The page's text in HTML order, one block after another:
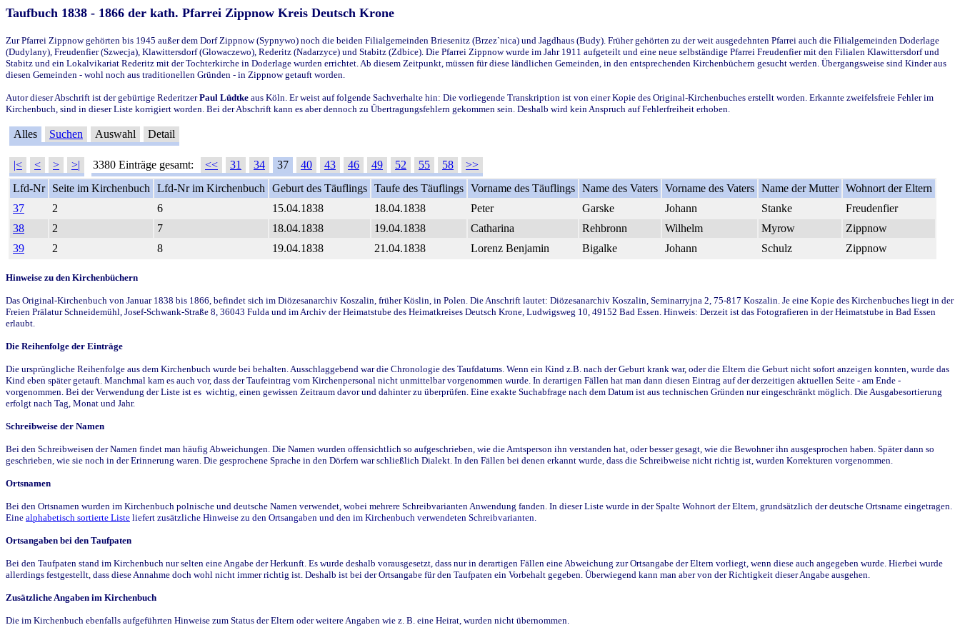
Taufbuch 1838 - 1866 der kath. Pfarrei Zippnow Kreis Deutsch Krone
Zur Pfarrei Zippnow gehörten bis 1945 außer dem Dorf Zippnow (Sypnywo) noch die beiden Filialgemeinden Briesenitz (Brzez`nica) und Jagdhaus (Budy). Früher gehörten zu der weit ausgedehnten Pfarrei auch die Filialgemeinden Doderlage
(Dudylany), Freudenfier (Szwecja), Klawittersdorf (Glowaczewo), Rederitz (Nadarzyce) und Stabitz (Zdbice). Die Pfarrei Zippnow wurde im Jahr 1911 aufgeteilt und eine neue selbständige Pfarrei Freudenfier mit den Filialen Klawittersdorf und
Stabitz und ein Lokalvikariat Rederitz mit der Tochterkirche in Doderlage wurden errichtet. Ab diesem Zeitpunkt, müssen für diese ländlichen Gemeinden, in den entsprechenden Kirchenbüchern gesucht werden. Übergangsweise sind Kinder aus
diesen Gemeinden - wohl noch aus traditionellen Gründen - in Zippnow getauft worden.
Autor dieser Abschrift ist der gebürtige RederitzerPaul Lüdtke aus Köln. Er weist auf folgende Sachverhalte hin: Die vorliegende Transkription ist von einer Kopie des Original-Kirchenbuches erstellt worden. Erkannte zweifelsfreie Fehler im
Kirchenbuch, sind in dieser Liste korrigiert worden. Bei der Abschrift kann es aber dennoch zu Übertragungsfehlern gekommen sein. Deshalb wird kein Anspruch auf Fehlerfreiheit erhoben.
Alles Suchen Auswahl Detail
|< < > >| 3380 Einträge gesamt: << 31 34 37 40 43 46 49 52 55 58
>>
Lfd-Nr
Seite im Kirchenbuch Lfd-Nr im Kirchenbuch Geburt des Täuflings Taufe des Täuflings Vorname des Täuflings Name des Vaters Vorname des Vaters Name der Mutter Wohnort der Eltern
37
2 6 15.04.1838 18.04.1838 Peter Garske Johann Stanke
Freudenfier
38
2 7 18.04.1838 19.04.1838 Catharina Rehbronn Wilhelm Myrow
Zippnow
39
2 8 19.04.1838 21.04.1838 Lorenz Benjamin Bigalke Johann Schulz Zippnow
Hinweise zu den Kirchenbüchern
Das Original-Kirchenbuch von Januar 1838 bis 1866, befindet sich im Diözesanarchiv Koszalin, früher Köslin, in Polen. Die Anschrift lautet: Diözesanarchiv Koszalin, Seminarryjna 2, 75-817 Koszalin. Je eine Kopie des Kirchenbuches liegt in der
Freien Prälatur Schneidemühl, Josef-Schwank-Straße 8, 36043 Fulda und im Archiv der Heimatstube des Heimatkreises Deutsch Krone, Ludwigsweg 10, 49152 Bad Essen. Hinweis: Derzeit ist das Fotografieren in der Heimatstube in Bad Essen
erlaubt.
Die Reihenfolge der Einträge
Die ursprüngliche Reihenfolge aus dem Kirchenbuch wurde bei behalten. Ausschlaggebend war die Chronologie des Taufdatums. Wenn ein Kind z.B. nach der Geburt krank war, oder die Eltern die Geburt nicht sofort anzeigen konnten, wurde das
Kind eben später getauft. Manchmal kam es auch vor, dass der Taufeintrag vom Kirchenpersonal nicht unmittelbar vorgenommen wurde. In derartigen Fällen hat man dann diesen Eintrag auf der derzeitigen aktuellen Seite - am Ende -
vorgenommen. Bei der Verwendung der Liste ist es wichtig, einen gewissen Zeitraum davor und dahinter zu überprüfen. Eine exakte Suchabfrage nach dem Datum ist aus technischen Gründen nur eingeschränkt möglich. Die Ausgabesortierung
erfolgt nach Tag, Monat und Jahr.
Schreibweise der Namen
Bei den Schreibweisen der Namen findet man häufig Abweichungen. Die Namen wurden offensichtlich so aufgeschrieben, wie die Amtsperson ihn verstanden hat, oder besser gesagt, wie die Bewohner ihn ausgesprochen haben. Später dann so
geschrieben, wie sie noch in der Erinnerung waren. Die gesprochene Sprache in den Dörfern war schließlich Dialekt. In den Fällen bei denen erkannt wurde, dass die Schreibweise nicht richtig ist, wurden Korrekturen vorgenommen.
Ortsnamen
Bei den Ortsnamen wurden im Kirchenbuch polnische und deutsche Namen verwendet, wobei mehrere Schreibvarianten Anwendung fanden. In dieser Liste wurde in der Spalte Wohnort der Eltern, grundsätzlich der deutsche Ortsname eingetragen.
Eine alphabetisch sortierte Liste liefert zusätzliche Hinweise zu den Ortsangaben und den im Kirchenbuch verwendeten Schreibvarianten.
Ortsangaben bei den Taufpaten
Bei den Taufpaten stand im Kirchenbuch nur selten eine Angabe der Herkunft. Es wurde deshalb vorausgesetzt, dass nur in derartigen Fällen eine Abweichung zur Ortsangabe der Eltern vorliegt, wenn diese auch angegeben wurde. Hierbei wurde
allerdings festgestellt, dass diese Annahme doch wohl nicht immer richtig ist. Deshalb ist bei der Ortsangabe für den Taufpaten ein Vorbehalt gegeben. Überwiegend kann man aber von der Richtigkeit dieser Angabe ausgehen.
Zusätzliche Angaben im Kirchenbuch
Die im Kirchenbuch ebenfalls aufgeführten Hinweise zum Status der Eltern oder weitere Angaben wie z. B. eine Heirat, wurden nicht übernommen.